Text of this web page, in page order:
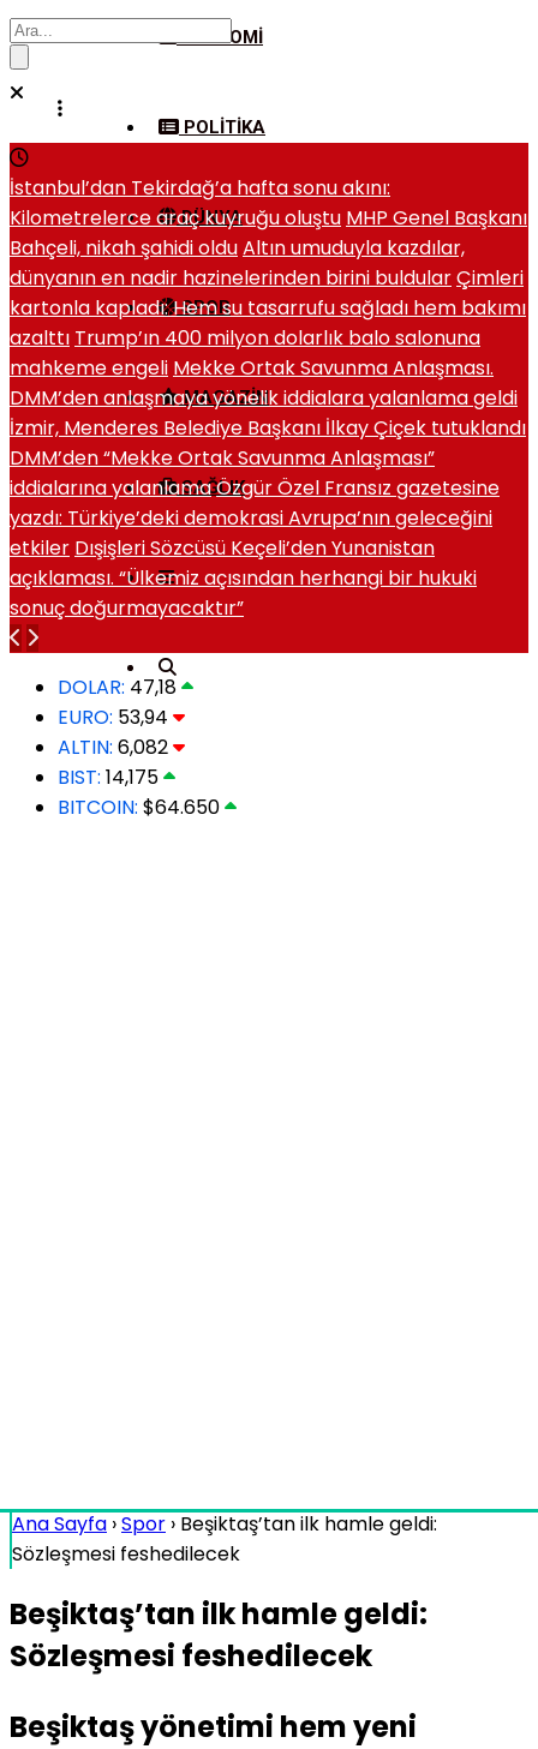
EKONOMI
POLITIKA
DÜNYA
SPOR
MAGAZIN
SAĞLIK
İstanbul’dan Tekirdağ’a hafta sonu akını:
Kilometrelerce araç kuyruğu oluştu MHP Genel Başkanı
Bahçeli, nikah şahidi olduAltın umuduyla kazdılar,
dünyanın en nadir hazinelerinden birini buldularÇimleri
kartonla kapladı: Hem su tasarrufu sağladı hem bakımı
azalttı Trump’ın 400 milyon dolarlık balo salonuna
mahkeme engeli Mekke Ortak Savunma Anlaşması.
DMM’den anlaşmaya yönelik iddialara yalanlama geldi
İzmir, Menderes Belediye Başkanı İlkay Çiçek tutuklandı
DMM’den “Mekke Ortak Savunma Anlaşması”
iddialarına yalanlamaÖzgür Özel Fransız gazetesine
yazdı: Türkiye’deki demokrasi Avrupa’nın geleceğini
etkiler Dışişleri Sözcüsü Keçeli’den Yunanistan
açıklaması. “Ülkemiz açısından herhangi bir hukuki
sonuç doğurmayacaktır”
DOLAR: 47,18
EURO: 53,94
ALTIN: 6,082
BIST: 14,175
BITCOIN: $64.650
Ana Sayfa ›Spor › Beşiktaş’tan ilk hamle geldi:
Sözleşmesi feshedilecek
Beşiktaş’tan ilk hamle geldi:
Sözleşmesi feshedilecek
Beşiktaş yönetimi hem yeni